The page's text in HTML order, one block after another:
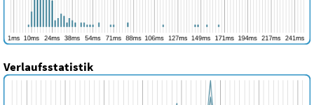
Verlaufsstatistik